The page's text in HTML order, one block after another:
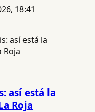
18:41
así está la
Roja